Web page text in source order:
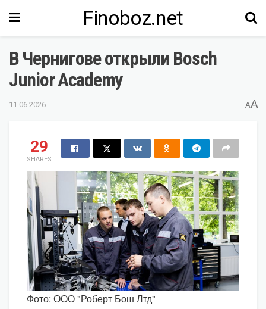
Finoboz.net
В Чернигове открыли Bosch
Junior Academy
11.06.2026 AA
29
SHARES
Фото: ООО "Роберт Бош Лтд"